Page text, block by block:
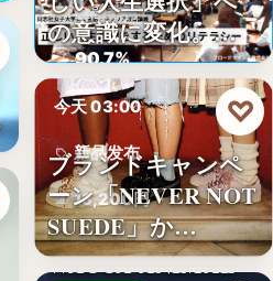
金融教育
90.7%
の意識に変化。ブ
ロード…
今天 03:00
新品发布
13,200円
ブランドキャンペ
ーン「NEVER NOT
SUEDE」か…
♡
WACCA ANIMAL